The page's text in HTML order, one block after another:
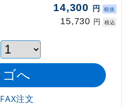
14,300 円 税抜
15,730 円 税込
FAX注文